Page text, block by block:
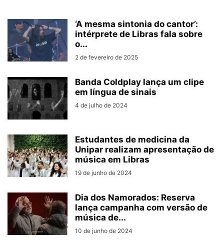
‘A mesma sintonia do cantor’:
intérprete de Libras fala sobre
o...
2 de fevereiro de 2025
Banda Coldplay lança um clipe
em língua de sinais
4 de julho de 2024
Estudantes de medicina da
Unipar realizam apresentação de
música em Libras
19 de junho de 2024
Dia dos Namorados: Reserva
lança campanha com versão de
música de...
10 de junho de 2024